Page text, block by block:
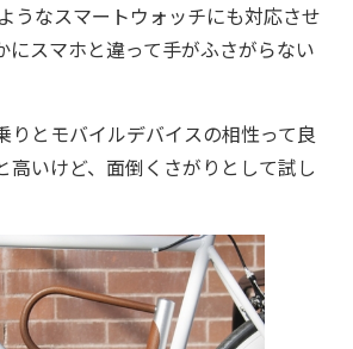
うなスマートウォッチにも対応させ
にスマホと違って手がふさがらない
とモバイルデバイスの相性って良
高いけど、面倒くさがりとして試し